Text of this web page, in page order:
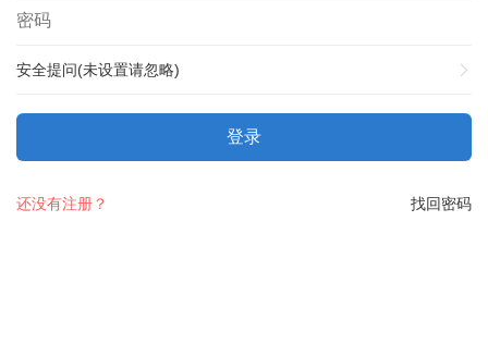
安全提问(未设置请忽略)
登录
找回密码
还没有注册？